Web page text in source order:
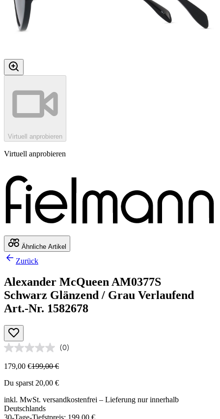
Virtuell anprobieren
Virtuell anprobieren
Ähnliche Artikel
Zurück
Alexander McQueen AM0377S
Schwarz Glänzend / Grau Verlaufend
Art.-Nr. 1582678
(0)
179,00 €199,00 €
Du sparst 20,00 €
inkl. MwSt. versandkostenfrei – Lieferung nur innerhalb
Deutschlands
30-Tage-Tiefstpreis: 199,00 €